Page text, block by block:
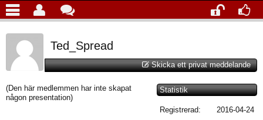
Ted_Spread
Skicka ett privat meddelande
(Den här medlemmen har inte skapat
någon presentation)
Statistik
Registrerad:
2016-04-24